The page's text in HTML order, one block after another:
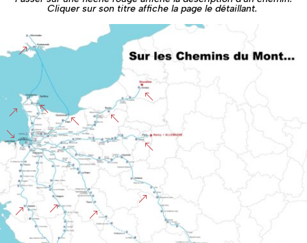
Cliquer sur son titre affiche la page le détaillant.
&
&
%
%
%
%
%
&
&
&
&
'